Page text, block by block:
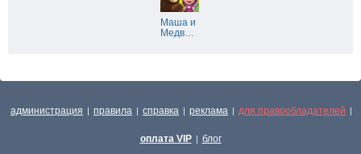
Маша и
Медв…
администрация | правила | справка | реклама | для правообладателей |
оплата VIP | блог